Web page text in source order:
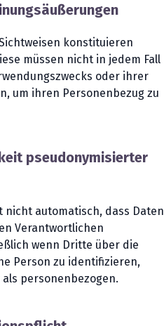
konstituieren
müssen nicht in jedem Fall
oder ihrer
um ihren Personenbezug zu
pseudonymisierter
nicht automatisch, dass Daten
Verantwortlichen
wenn Dritte über die
Person zu identifizieren,
personenbezogen.